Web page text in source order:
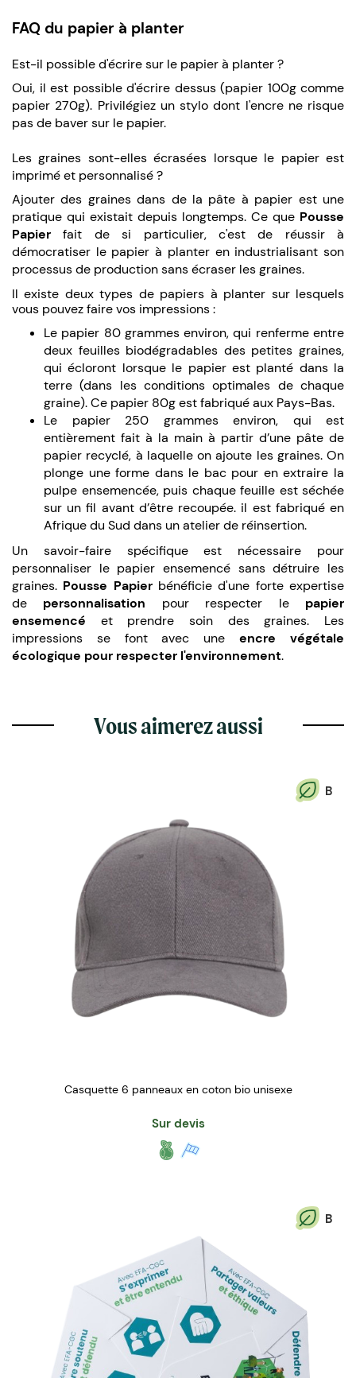
FAQ du papier à planter
Est-il possible d'écrire sur le papier à planter ?
Oui, il est possible d'écrire dessus (papier 100g comme
papier 270g). Privilégiez un stylo dont l'encre ne risque
pas de baver sur le papier.
Les graines sont-elles écrasées lorsque le papier est
imprimé et personnalisé ?
Ajouter des graines dans de la pâte à papier est une
pratique qui existait depuis longtemps. Ce que Pousse
Papier fait de si particulier, c'est de réussir à
démocratiser le papier à planter en industrialisant son
processus de production sans écraser les graines.
Il existe deux types de papiers à planter sur lesquels
vous pouvez faire vos impressions :
Le papier 80 grammes environ, qui renferme entre
deux feuilles biodégradables des petites graines,
qui écloront lorsque le papier est planté dans la
terre (dans les conditions optimales de chaque
graine). Ce papier 80g est fabriqué aux Pays-Bas.
Le papier 250 grammes environ, qui est
entièrement fait à la main à partir d’une pâte de
papier recyclé, à laquelle on ajoute les graines. On
plonge une forme dans le bac pour en extraire la
pulpe ensemencée, puis chaque feuille est séchée
sur un fil avant d’être recoupée. il est fabriqué en
Afrique du Sud dans un atelier de réinsertion.
Un savoir-faire spécifique est nécessaire pour
personnaliser le papier ensemencé sans détruire les
graines. Pousse Papierbénéficie d'une forte expertise
de personnalisation pour respecter le papier
ensemencé et prendre soin des graines. Les
impressions se font avec uneencre végétale
écologique pour respecter l'environnement.
Vous aimerez aussi
B
Casquette 6 panneaux en coton bio unisexe
Sur devis
B